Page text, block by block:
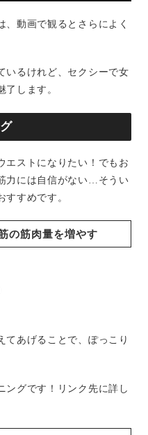
、動画で観るとさらによく
いるけれど、セクシーで女
します。
エストになりたい！でもお
力には自信がない…そうい
すすめです。
の筋肉量を増やす
てあげることで、ぽっこり
ングです！リンク先に詳し